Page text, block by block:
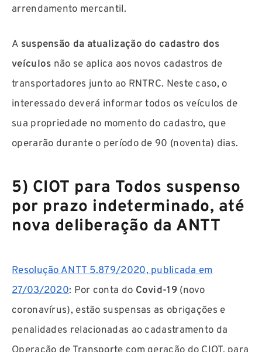
arrendamento mercantil.
A suspensão da atualização do cadastro dos
veículos não se aplica aos novos cadastros de
transportadores junto ao RNTRC. Neste caso, o
interessado deverá informar todos os veículos de
sua propriedade no momento do cadastro, que
operarão durante o período de 90 (noventa) dias.
5) CIOT para Todos suspenso
por prazo indeterminado, até
nova deliberação da ANTT
Resolução ANTT 5.879/2020, publicada em
27/03/2020: Por conta do Covid-19 (novo
coronavírus), estão suspensas as obrigações e
penalidades relacionadas ao cadastramento da